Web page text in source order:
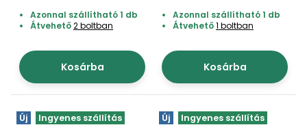
Azonnal szállítható 1 db
Átvehető2 boltban
Kosárba
Azonnal szállítható 1 db
Átvehető1 boltban
Kosárba
Új Ingyenes szállítás Új Ingyenes szállítás